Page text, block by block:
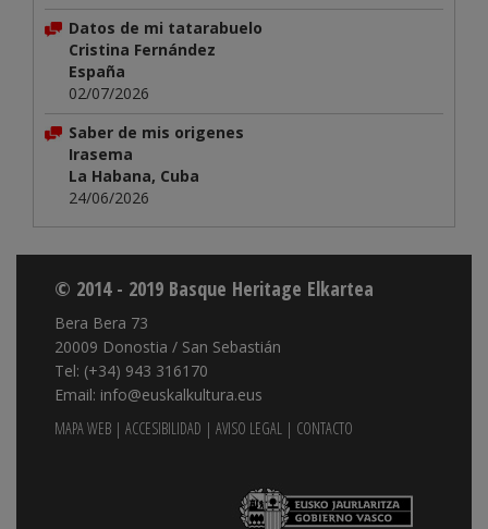
Datos de mi tatarabuelo
Cristina Fernández
España
02/07/2026
Saber de mis origenes
Irasema
La Habana, Cuba
24/06/2026
© 2014 - 2019 Basque Heritage Elkartea
Bera Bera 73
20009 Donostia / San Sebastián
Tel: (+34) 943 316170
Email: info@euskalkultura.eus
MAPA WEB | ACCESIBILIDAD | AVISO LEGAL | CONTACTO